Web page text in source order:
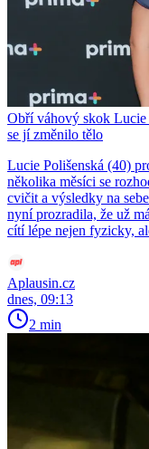
Obří váhový skok Lucie
se jí změnilo tělo
Lucie Polišenská (40)
několika měsíci se
cvičit a výsledky na
nyní prozradila, že už
cítí lépe nejen fyzicky,
Aplausin.cz
dnes, 09:13
2 min